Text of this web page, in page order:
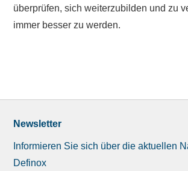
überprüfen, sich weiterzubilden und zu
immer besser zu werden.
Newsletter
Informieren Sie sich über die aktuellen
Definox